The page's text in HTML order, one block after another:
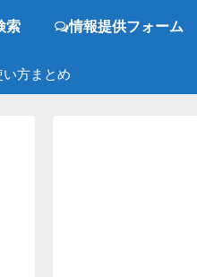
索 情報提供フォーム
い方まとめ